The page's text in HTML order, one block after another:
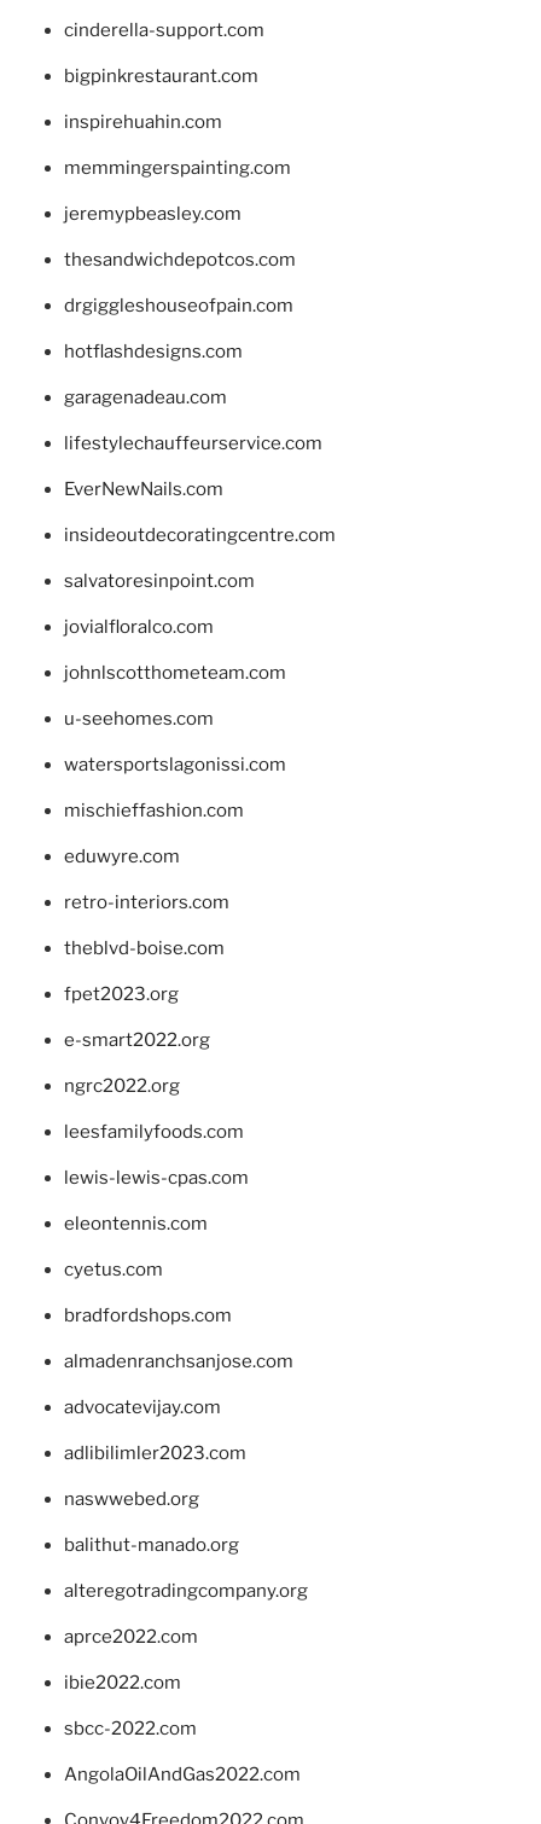
cinderella-support.com
bigpinkrestaurant.com
inspirehuahin.com
memmingerspainting.com
jeremypbeasley.com
thesandwichdepotcos.com
drgiggleshouseofpain.com
hotflashdesigns.com
garagenadeau.com
lifestylechauffeurservice.com
EverNewNails.com
insideoutdecoratingcentre.com
salvatoresinpoint.com
jovialfloralco.com
johnlscotthometeam.com
u-seehomes.com
watersportslagonissi.com
mischieffashion.com
eduwyre.com
retro-interiors.com
theblvd-boise.com
fpet2023.org
e-smart2022.org
ngrc2022.org
leesfamilyfoods.com
lewis-lewis-cpas.com
eleontennis.com
cyetus.com
bradfordshops.com
almadenranchsanjose.com
advocatevijay.com
adlibilimler2023.com
naswwebed.org
balithut-manado.org
alteregotradingcompany.org
aprce2022.com
ibie2022.com
sbcc-2022.com
AngolaOilAndGas2022.com